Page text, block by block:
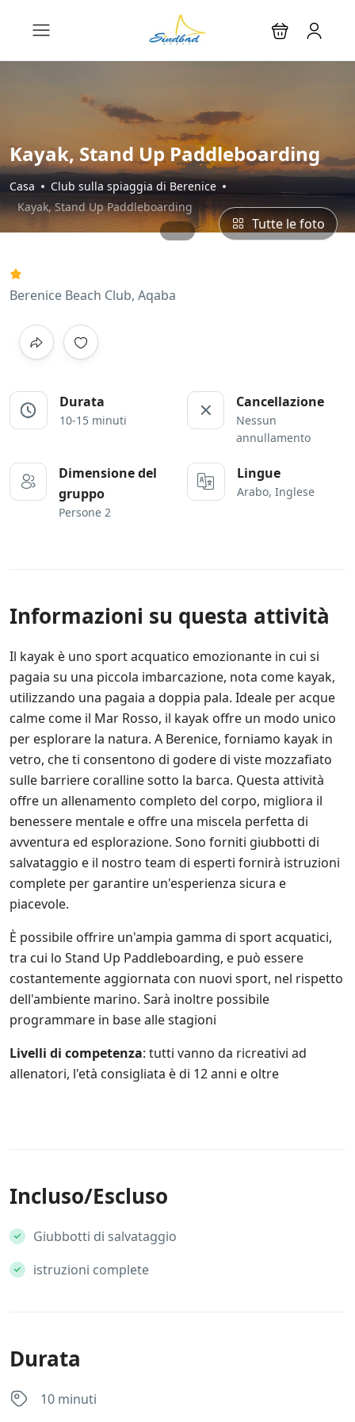
Kayak, Stand Up Paddleboarding
Casa
Club sulla spiaggia di Berenice
Kayak, Stand Up Paddleboarding
Tutte le foto
Berenice Beach Club, Aqaba
Durata
10-15 minuti
Cancellazione
Nessun
annullamento
Dimensione del
gruppo
Persone 2
Lingue
Arabo, Inglese
Informazioni su questa attività
Il kayak è uno sport acquatico emozionante in cui si
pagaia su una piccola imbarcazione, nota come kayak,
utilizzando una pagaia a doppia pala. Ideale per acque
calme come il Mar Rosso, il kayak offre un modo unico
per esplorare la natura. A Berenice, forniamo kayak in
vetro, che ti consentono di godere di viste mozzafiato
sulle barriere coralline sotto la barca. Questa attività
offre un allenamento completo del corpo, migliora il
benessere mentale e offre una miscela perfetta di
avventura ed esplorazione. Sono forniti giubbotti di
salvataggio e il nostro team di esperti fornirà istruzioni
complete per garantire un'esperienza sicura e
piacevole.
È possibile offrire un'ampia gamma di sport acquatici,
tra cui lo Stand Up Paddleboarding, e può essere
costantemente aggiornata con nuovi sport, nel rispetto
dell'ambiente marino. Sarà inoltre possibile
programmare in base alle stagioni
Livelli di competenza: tutti vanno da ricreativi ad
allenatori, l'età consigliata è di 12 anni e oltre
Incluso/Escluso
Giubbotti di salvataggio
istruzioni complete
Durata
10 minuti